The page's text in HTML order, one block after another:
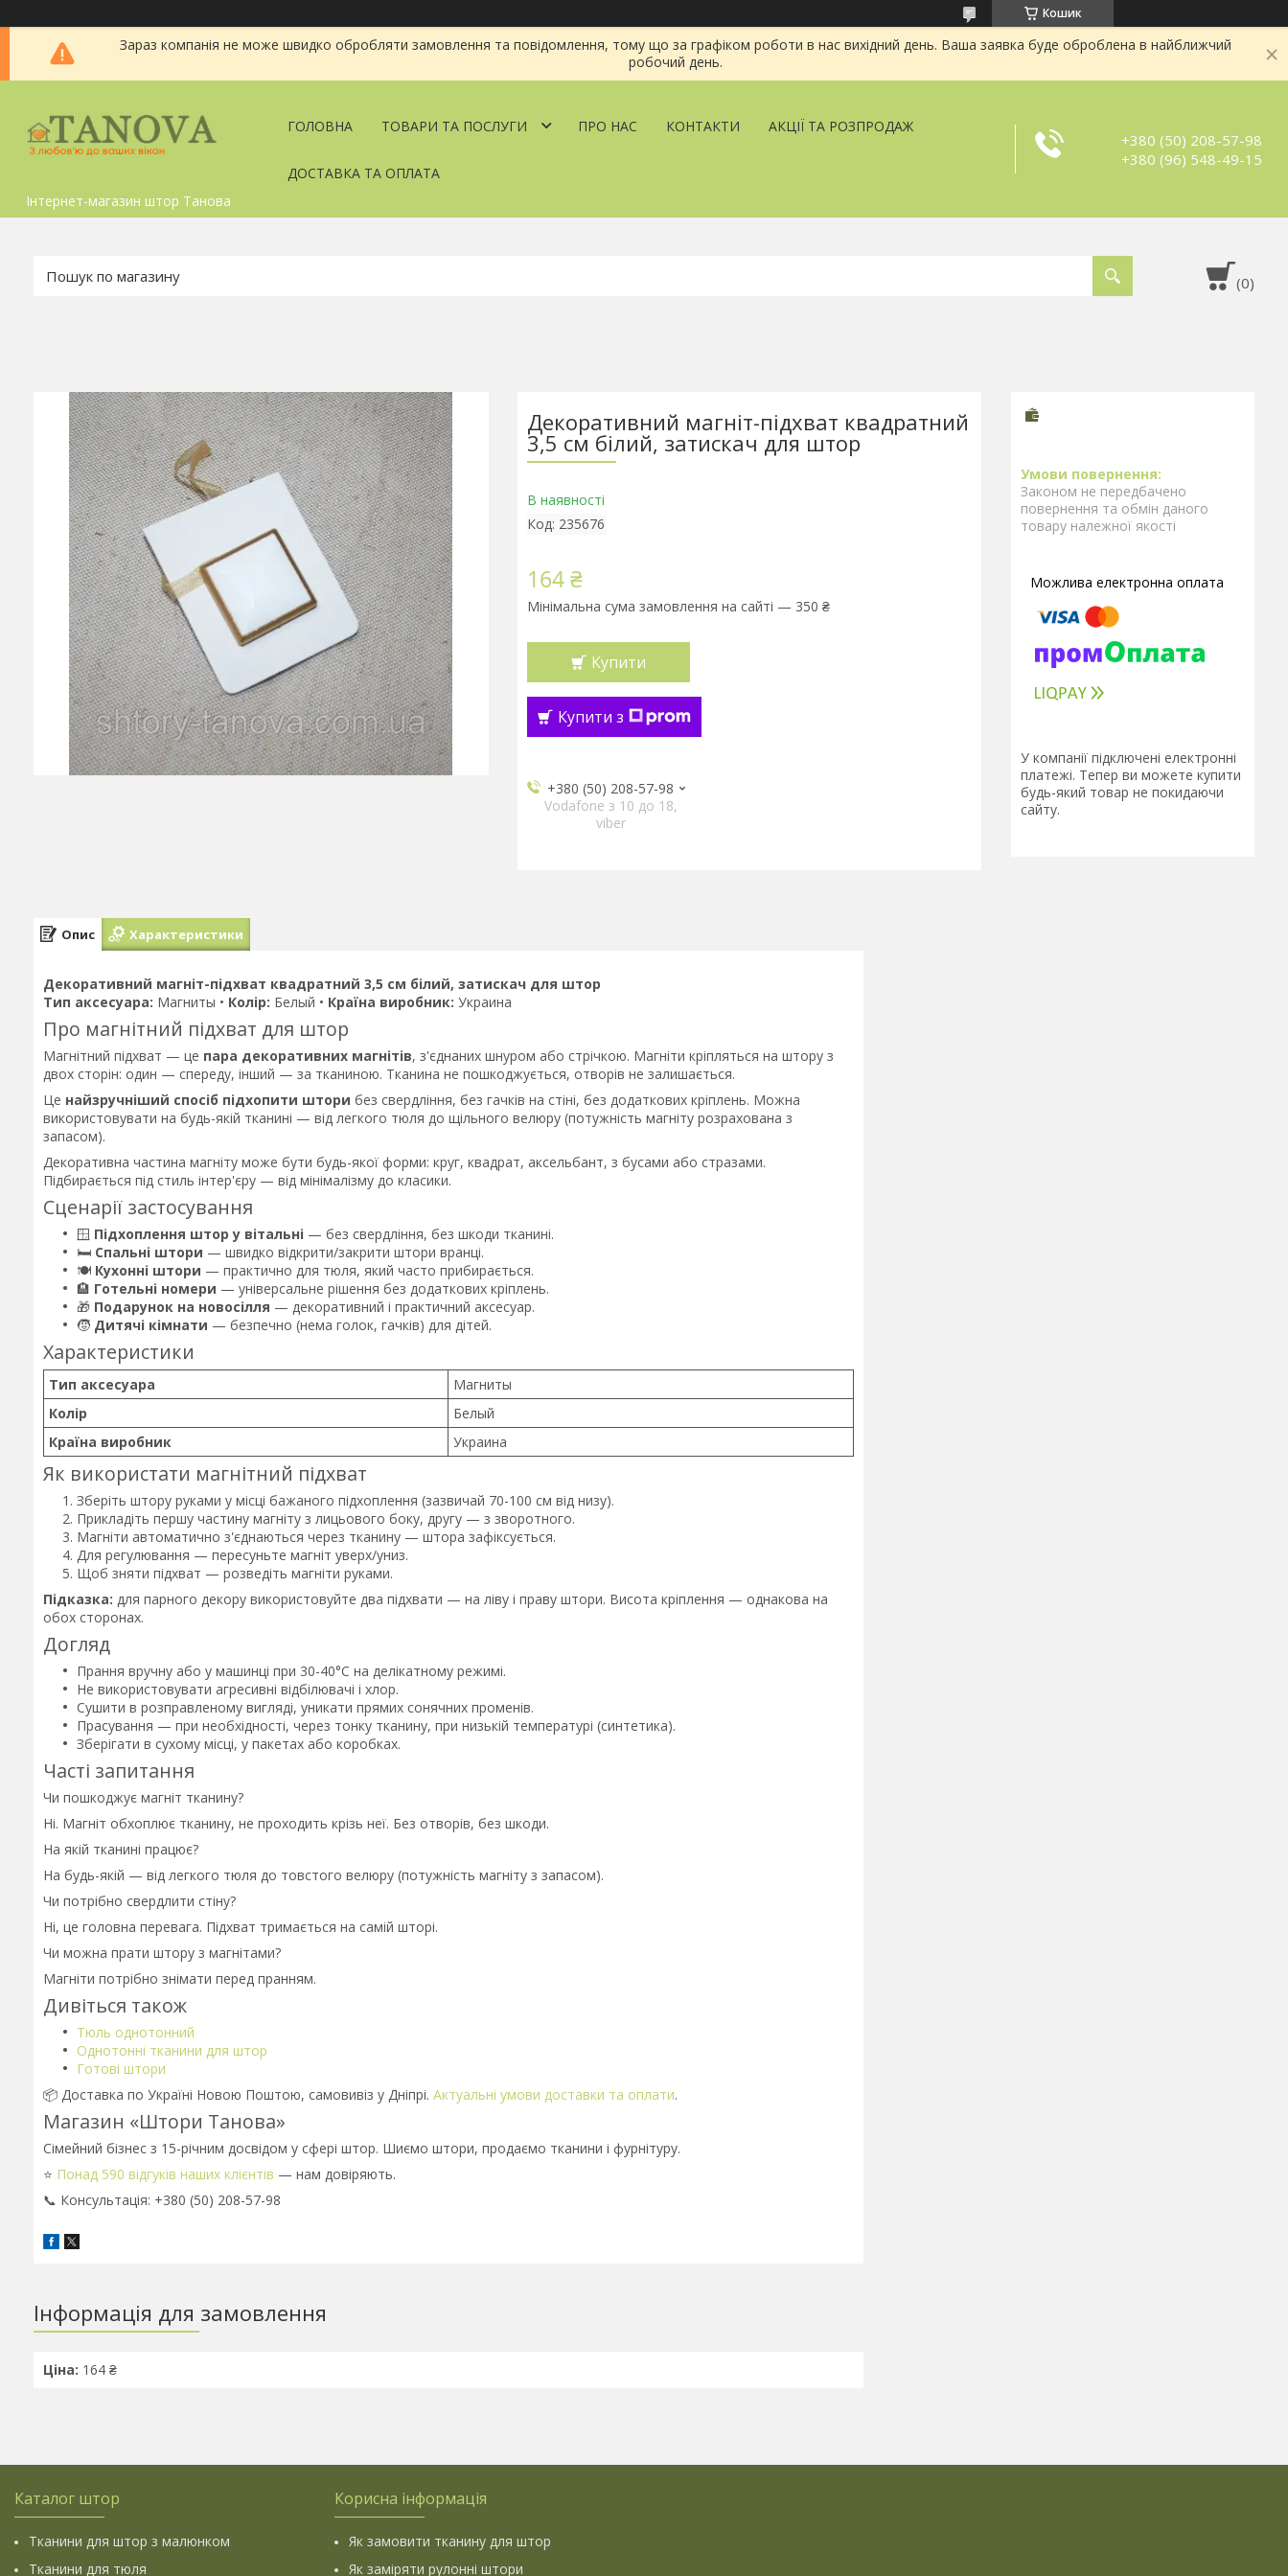
Кошик
Зараз компанія не може швидко обробляти замовлення та повідомлення, тому що за графіком роботи в нас вихідний день. Ваша заявка буде оброблена в найближчий
робочий день.
Інтернет-магазин штор Танова
ГОЛОВНА ТОВАРИ ТА ПОСЛУГИ ПРО НАС КОНТАКТИ АКЦІЇ ТА РОЗПРОДАЖ
ДОСТАВКА ТА ОПЛАТА
+380 (50) 208-57-98
+380 (96) 548-49-15
Декоративний магніт-підхват квадратний
3,5 см білий, затискач для штор
В наявності
Код: 235676
164 ₴
Мінімальна сума замовлення на сайті — 350 ₴
Купити
Купити з
+380 (50) 208-57-98
Vodafone з 10 до 18,
viber
Законом не передбачено
повернення та обмін даного
товару належної якості
У компанії підключені електронні
платежі. Тепер ви можете купити
будь-який товар не покидаючи
сайту.
Опис Характеристики
Декоративний магніт-підхват квадратний 3,5 см білий, затискач для штор
Тип аксесуара: Магниты • Колір: Белый • Країна виробник: Украина
Про магнітний підхват для штор
Магнітний підхват — це пара декоративних магнітів, з'єднаних шнуром або стрічкою. Магніти кріпляться на штору з
двох сторін: один — спереду, інший — за тканиною. Тканина не пошкоджується, отворів не залишається.
Це найзручніший спосіб підхопити штори без свердління, без гачків на стіні, без додаткових кріплень. Можна
використовувати на будь-якій тканині — від легкого тюля до щільного велюру (потужність магніту розрахована з
запасом).
Декоративна частина магніту може бути будь-якої форми: круг, квадрат, аксельбант, з бусами або стразами.
Підбирається під стиль інтер'єру — від мінімалізму до класики.
Сценарії застосування
🪟 Підхоплення штор у вітальні — без свердління, без шкоди тканині.
🛏️ Спальні штори — швидко відкрити/закрити штори вранці.
🍽️ Кухонні штори — практично для тюля, який часто прибирається.
🏨 Готельні номери — універсальне рішення без додаткових кріплень.
🎁 Подарунок на новосілля — декоративний і практичний аксесуар.
🧒 Дитячі кімнати — безпечно (нема голок, гачків) для дітей.
Характеристики
Тип аксесуара
Магниты
Колір
Белый
Країна виробник
Украина
Як використати магнітний підхват
Зберіть штору руками у місці бажаного підхоплення (зазвичай 70-100 см від низу).
Прикладіть першу частину магніту з лицьового боку, другу — з зворотного.
Магніти автоматично з'єднаються через тканину — штора зафіксується.
Для регулювання — пересуньте магніт уверх/униз.
Щоб зняти підхват — розведіть магніти руками.
Підказка: для парного декору використовуйте два підхвати — на ліву і праву штори. Висота кріплення — однакова на
обох сторонах.
Догляд
Прання вручну або у машинці при 30-40°C на делікатному режимі.
Не використовувати агресивні відбілювачі і хлор.
Сушити в розправленому вигляді, уникати прямих сонячних променів.
Прасування — при необхідності, через тонку тканину, при низькій температурі (синтетика).
Зберігати в сухому місці, у пакетах або коробках.
Часті запитання
Чи пошкоджує магніт тканину?
Ні. Магніт обхоплює тканину, не проходить крізь неї. Без отворів, без шкоди.
На якій тканині працює?
На будь-якій — від легкого тюля до товстого велюру (потужність магніту з запасом).
Чи потрібно свердлити стіну?
Ні, це головна перевага. Підхват тримається на самій штopi.
Чи можна прати штору з магнітами?
Магніти потрібно знімати перед пранням.
Дивіться також
Тюль однотонний
Однотонні тканини для штор
Готові штори
📦 Доставка по Україні Новою Поштою, самовивіз у Дніпрі. Актуальні умови доставки та оплати.
Магазин «Штори Танова»
Сімейний бізнес з 15-річним досвідом у сфері штор. Шиємо штори, продаємо тканини і фурнітуру.
⭐ Понад 590 відгуків наших клієнтів — нам довіряють.
📞 Консультація: +380 (50) 208-57-98
Інформація для замовлення
Ціна: 164 ₴
Каталог штор
Тканини для штор з малюнком
Тканини для тюля
Корисна інформація
Як замовити тканину для штор
Як заміряти рулонні штори